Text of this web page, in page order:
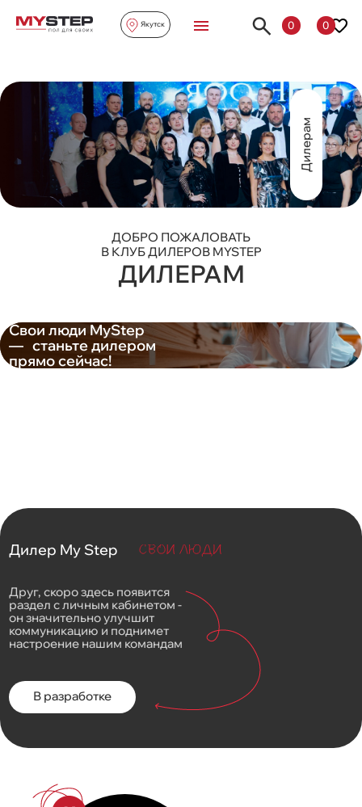
Якутск 0 0
Дилерам
ДОБРО ПОЖАЛОВАТЬ
В КЛУБ ДИЛЕРОВ MYSTEP
ДИЛЕРАМ
Свои люди MyStep
— станьте дилером
прямо сейчас!
Дилер My Step
Друг, скоро здесь появится
раздел с личным кабинетом -
он значительно улучшит
коммуникацию и поднимет
настроение нашим командам
В разработке